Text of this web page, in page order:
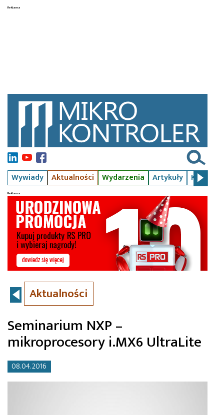
Wywiady Aktualności Wydarzenia Artykuły Kursy
Aktualności
Seminarium NXP –
mikroprocesory i.MX6 UltraLite
08.04.2016